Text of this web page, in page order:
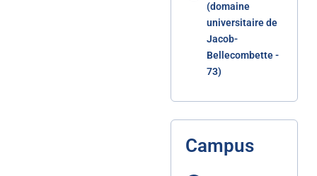
(domaine
universitaire de
Jacob-
Bellecombette -
73)
Campus